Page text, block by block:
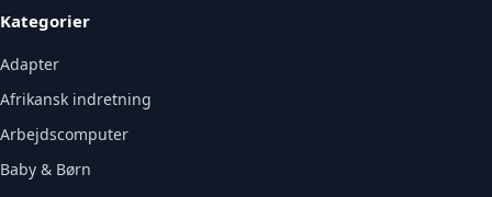
Kategorier
Adapter
Afrikansk indretning
Arbejdscomputer
Baby & Børn